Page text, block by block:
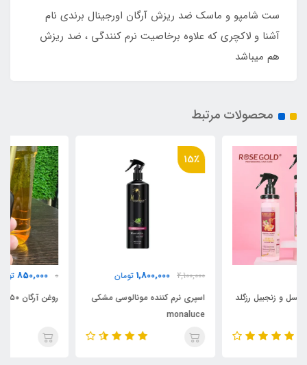
ست شامپو و ماسک ضد ریزش آرگان اورجینال برندی نام
آشنا و لاکچری که علاوه برخاصیت نرم کنندگی ، ضد ریزش
هم میباشد
محصولات مرتبط
15٪
تومان
اسپری نرم کننده مونالوسی مشکی
0
850,000
روغن آرگان ۵۰ میل اورجینال مراکش